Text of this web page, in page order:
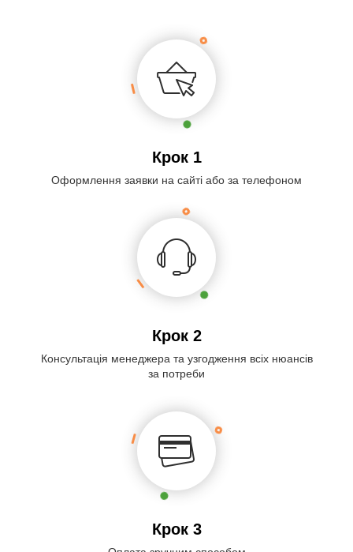
Крок 1
Оформлення заявки на сайті або за телефоном
Крок 2
Консультація менеджера та узгодження всіх нюансів
за потреби
Крок 3